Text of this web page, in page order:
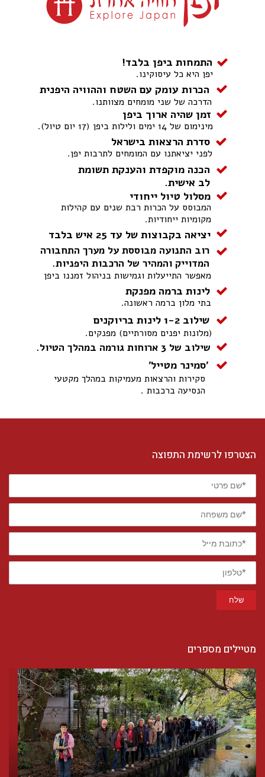
יפן היא כל עיסוקינו.
התמחות ביפן בלבד!
הכרות עומק עם השטח וההוויה היפנית
הדרכה של שני מומחים מצוותנו.
זמן שהיה ארוך ביפן
מינימום של 14 ימים ולילות ביפן (17 יום טיול).
סדרת הרצאות בישראל
לפני יציאתנו עם המומחים לתרבות יפן.
הכנה מוקפדת והענקת תשומת
לב אישית.
המבוסס על הכרות רבת שנים עם קהילות
מקומיות ייחודיות.
מסלול טיול ייחודי
יציאה בקבוצות של עד 25 איש בלבד
רוב התנועה מבוססת על מערך התחבורה
המדוייק והמהיר של הרכבות היפניות.
מאפשר התייעלות וגמישות בניהול זמננו ביפן
לינות ברמה מפנקת
בתי מלון ברמה ראשונה.
שילוב 1-2 לינות בריוקנים
(מלונות יפנים מסורתיים) מפנקים.
שילוב של 3 ארוחות גורמה במהלך הטיול.
'סמינר מטייל'
סקירות והרצאות מעמיקות במהלך מקטעי
הנסיעה ברכבות .
הצטרפו לרשימת התפוצה
*שם
פרטי
*שם
משפחה
*כתובת
מייל
*טלפון
שלח
מטיילים מספרים